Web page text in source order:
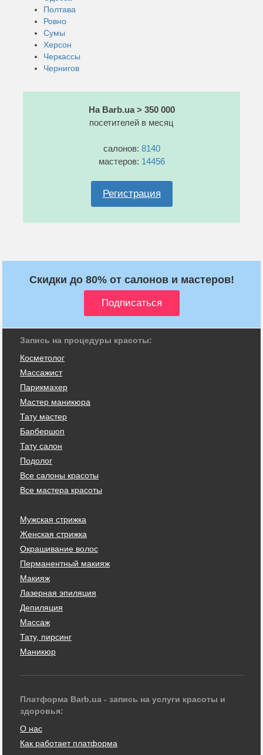
Полтава
Ровно
Сумы
Херсон
Черкассы
Чернигов
На Barb.ua > 350 000
посетителей в месяц
салонов: 8140
мастеров: 14456
Регистрация
Скидки до 80% от салонов и мастеров!
Запись на процедуры красоты:
Косметолог
Массажист
Парикмахер
Мастер маникюра
Тату мастер
Барбершоп
Тату салон
Подолог
Все салоны красоты
Все мастера красоты
Мужская стрижка
Женская стрижка
Окрашивание волос
Перманентный макияж
Макияж
Лазерная эпиляция
Депиляция
Массаж
Тату, пирсинг
Маникюр
Платформа Barb.ua - запись на услуги красоты и
здоровья:
О нас
Как работает платформа